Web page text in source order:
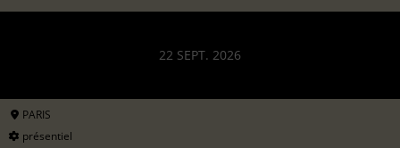
22 SEPT. 2026
PARIS
présentiel